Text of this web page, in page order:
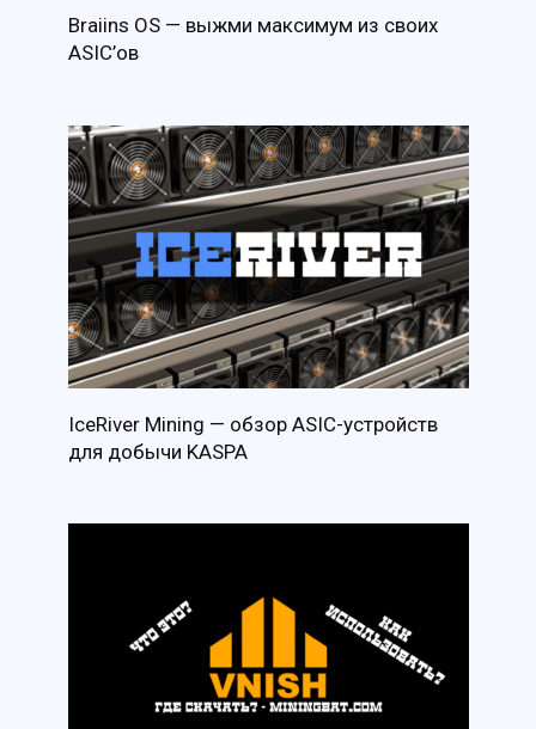
Braiins OS — выжми максимум из своих
ASIC’ов
IceRiver Mining — обзор ASIC-устройств
для добычи KASPA